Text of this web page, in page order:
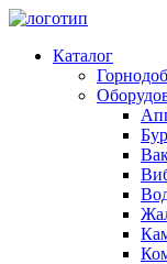
Каталог